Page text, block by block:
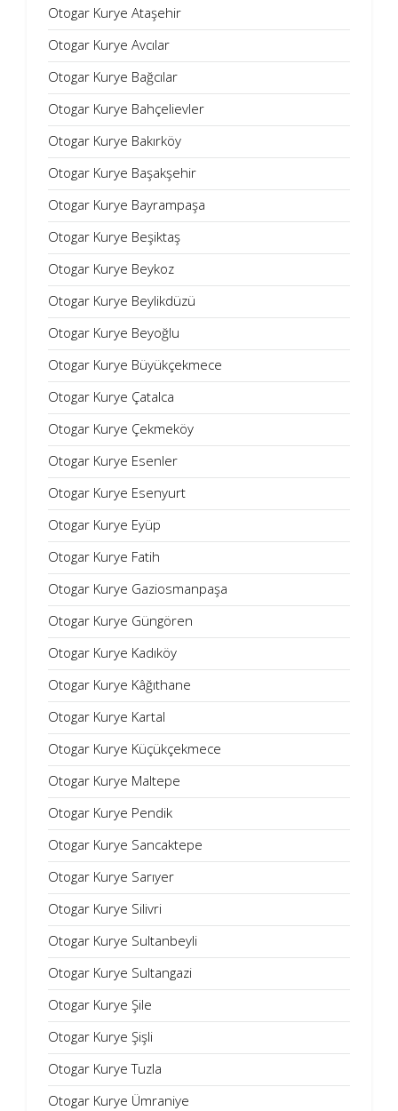
Otogar Kurye Ataşehir
Otogar Kurye Avcılar
Otogar Kurye Bağcılar
Otogar Kurye Bahçelievler
Otogar Kurye Bakırköy
Otogar Kurye Başakşehir
Otogar Kurye Bayrampaşa
Otogar Kurye Beşiktaş
Otogar Kurye Beykoz
Otogar Kurye Beylikdüzü
Otogar Kurye Beyoğlu
Otogar Kurye Büyükçekmece
Otogar Kurye Çatalca
Otogar Kurye Çekmeköy
Otogar Kurye Esenler
Otogar Kurye Esenyurt
Otogar Kurye Eyüp
Otogar Kurye Fatih
Otogar Kurye Gaziosmanpaşa
Otogar Kurye Güngören
Otogar Kurye Kadıköy
Otogar Kurye Kâğıthane
Otogar Kurye Kartal
Otogar Kurye Küçükçekmece
Otogar Kurye Maltepe
Otogar Kurye Pendik
Otogar Kurye Sancaktepe
Otogar Kurye Sarıyer
Otogar Kurye Silivri
Otogar Kurye Sultanbeyli
Otogar Kurye Sultangazi
Otogar Kurye Şile
Otogar Kurye Şişli
Otogar Kurye Tuzla
Otogar Kurye Ümraniye